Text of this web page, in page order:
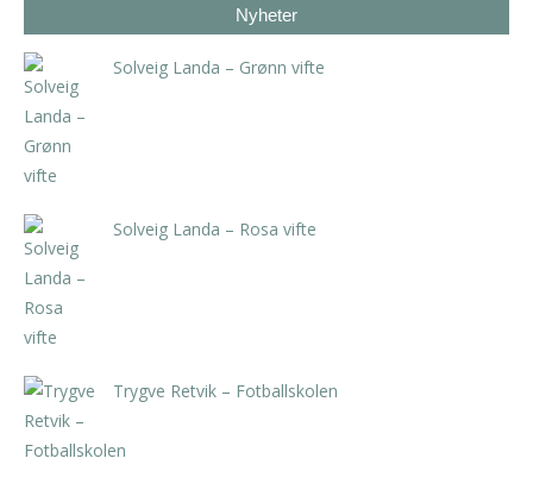
Nyheter
Solveig Landa – Grønn vifte
Solveig Landa – Rosa vifte
Trygve Retvik – Fotballskolen